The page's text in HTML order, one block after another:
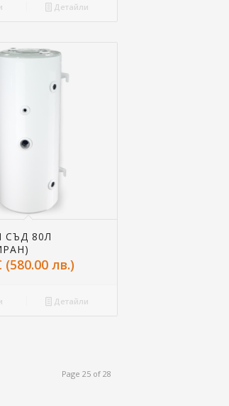
Детайли
СЪД 80Л
(580.00 лв.)
Детайли
Page 25 of 28